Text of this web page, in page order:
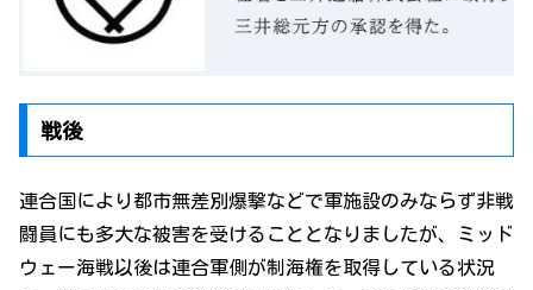
戦後
連合国により都市無差別爆撃などで軍施設のみならず非戦
闘員にも多大な被害を受けることとなりましたが、ミッド
ウェー海戦以後は連合軍側が制海権を取得している状況